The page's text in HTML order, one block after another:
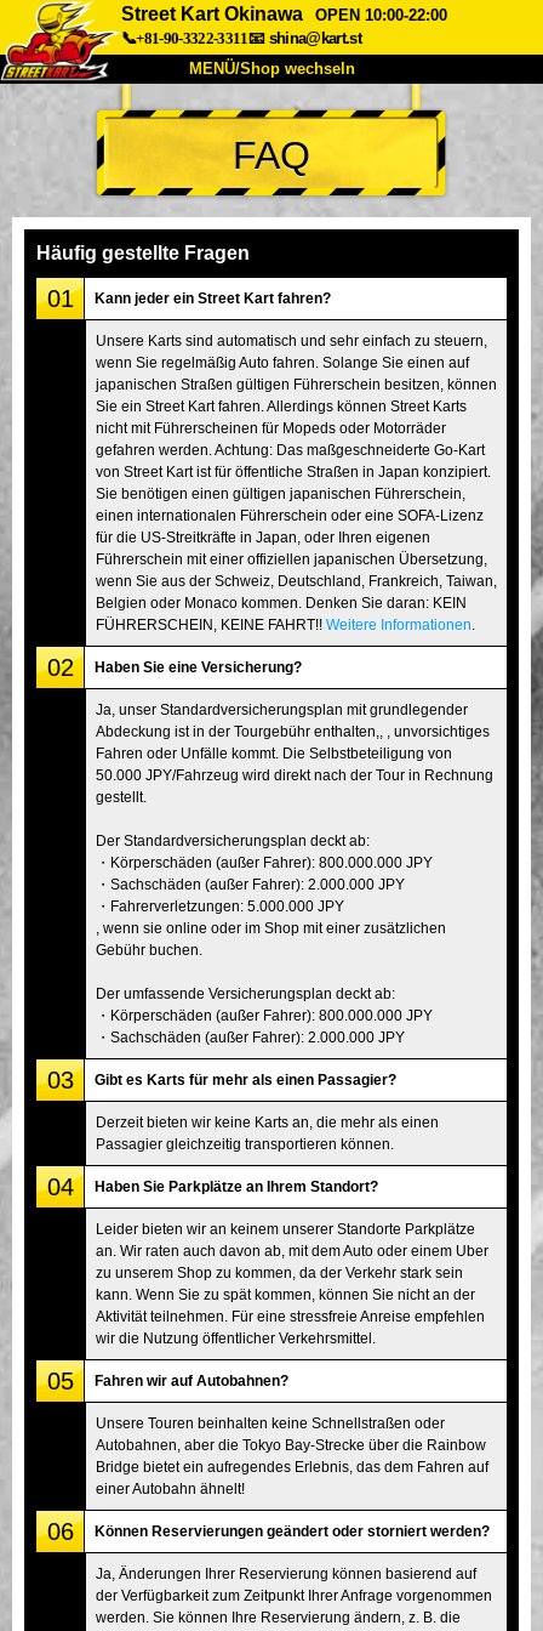
Street Kart Okinawa
OPEN 10:00-22:00
📞+81-90-3322-3311📧 shina@kart.st
MENÜ/Shop wechseln
START
Über uns Spezifikationen Preise
Bewertungen
Unternehmen
Tokio Shinagawa Tokio Akihabara#1
Tokio Akihabara#2 Tokio Shibuya
Tokio Shibuya Annex Tokio Bucht
Tokio Asakusa Osaka
Okinawa
FAQ
Häufig gestellte Fragen
01 Kann jeder ein Street Kart fahren?
Unsere Karts sind automatisch und sehr einfach zu steuern,
wenn Sie regelmäßig Auto fahren. Solange Sie einen auf
japanischen Straßen gültigen Führerschein besitzen, können
Sie ein Street Kart fahren. Allerdings können Street Karts
nicht mit Führerscheinen für Mopeds oder Motorräder
gefahren werden. Achtung: Das maßgeschneiderte Go-Kart
von Street Kart ist für öffentliche Straßen in Japan konzipiert.
Sie benötigen einen gültigen japanischen Führerschein,
einen internationalen Führerschein oder eine SOFA-Lizenz
für die US-Streitkräfte in Japan, oder Ihren eigenen
Führerschein mit einer offiziellen japanischen Übersetzung,
wenn Sie aus der Schweiz, Deutschland, Frankreich, Taiwan,
Belgien oder Monaco kommen. Denken Sie daran: KEIN
FÜHRERSCHEIN, KEINE FAHRT!! Weitere Informationen
02 Haben Sie eine Versicherung?
Ja, unser Standardversicherungsplan mit grundlegender
Abdeckung ist in der Tourgebühr enthalten,, , unvorsichtiges
Fahren oder Unfälle kommt. Die Selbstbeteiligung von
50.000 JPY/Fahrzeug wird direkt nach der Tour in Rechnung
gestellt.
Der Standardversicherungsplan deckt ab:
・Körperschäden (außer Fahrer): 800.000.000 JPY
・Sachschäden (außer Fahrer): 2.000.000 JPY
・Fahrerverletzungen: 5.000.000 JPY
, wenn sie online oder im Shop mit einer zusätzlichen
Gebühr buchen.
Der umfassende Versicherungsplan deckt ab:
・Körperschäden (außer Fahrer): 800.000.000 JPY
・Sachschäden (außer Fahrer): 2.000.000 JPY
03 Gibt es Karts für mehr als einen Passagier?
Derzeit bieten wir keine Karts an, die mehr als einen
Passagier gleichzeitig transportieren können.
04 Haben Sie Parkplätze an Ihrem Standort?
Leider bieten wir an keinem unserer Standorte Parkplätze
an. Wir raten auch davon ab, mit dem Auto oder einem Uber
zu unserem Shop zu kommen, da der Verkehr stark sein
kann. Wenn Sie zu spät kommen, können Sie nicht an der
Aktivität teilnehmen. Für eine stressfreie Anreise empfehlen
wir die Nutzung öffentlicher Verkehrsmittel.
05 Fahren wir auf Autobahnen?
Unsere Touren beinhalten keine Schnellstraßen oder
Autobahnen, aber die Tokyo Bay-Strecke über die Rainbow
Bridge bietet ein aufregendes Erlebnis, das dem Fahren auf
einer Autobahn ähnelt!
06 Können Reservierungen geändert oder storniert werden?
Ja, Änderungen Ihrer Reservierung können basierend auf
der Verfügbarkeit zum Zeitpunkt Ihrer Anfrage vorgenommen
werden. Sie können Ihre Reservierung ändern, z. B. die